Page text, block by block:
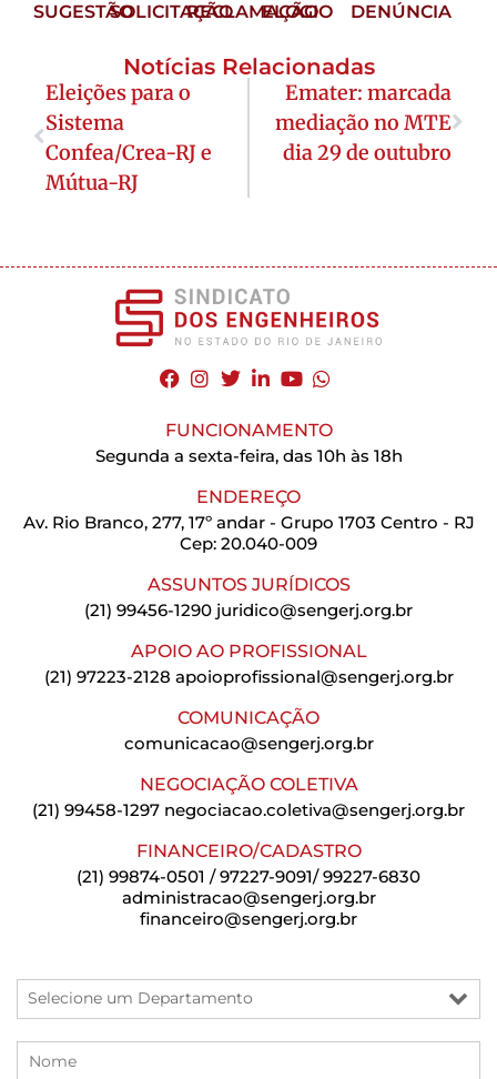
SUGESTÃOSOLICITAÇÃORECLAMAÇÃO
ELOGIO DENÚNCIA
Notícias Relacionadas
Eleições para o
Sistema
Confea/Crea-RJ e
Mútua-RJ
Emater: marcada
mediação no MTE
dia 29 de outubro
FUNCIONAMENTO
Segunda a sexta-feira, das 10h às 18h
ENDEREÇO
Av. Rio Branco, 277, 17º andar - Grupo 1703 Centro - RJ
Cep: 20.040-009
ASSUNTOS JURÍDICOS
(21) 99456-1290 juridico@sengerj.org.br
APOIO AO PROFISSIONAL
(21) 97223-2128 apoioprofissional@sengerj.org.br
COMUNICAÇÃO
comunicacao@sengerj.org.br
NEGOCIAÇÃO COLETIVA
(21) 99458-1297 negociacao.coletiva@sengerj.org.br
FINANCEIRO/CADASTRO
(21) 99874-0501 / 97227-9091/ 99227-6830
administracao@sengerj.org.br
financeiro@sengerj.org.br